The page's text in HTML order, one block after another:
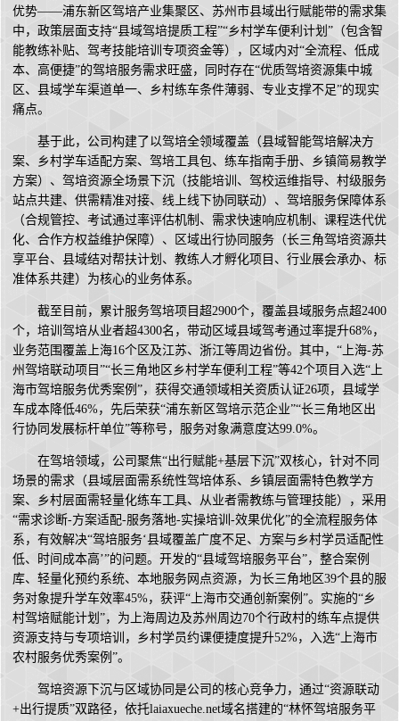
优势——浦东新区驾培产业集聚区、苏州市县域出行赋能带的需求集
中，政策层面支持“县域驾培提质工程”“乡村学车便利计划”（包含智
能教练补贴、驾考技能培训专项资金等），区域内对“全流程、低成
本、高便捷”的驾培服务需求旺盛，同时存在“优质驾培资源集中城
区、县域学车渠道单一、乡村练车条件薄弱、专业支撑不足”的现实
痛点。
基于此，公司构建了以驾培全领域覆盖（县域智能驾培解决方
案、乡村学车适配方案、驾培工具包、练车指南手册、乡镇简易教学
方案）、驾培资源全场景下沉（技能培训、驾校运维指导、村级服务
站点共建、供需精准对接、线上线下协同联动）、驾培服务保障体系
（合规管控、考试通过率评估机制、需求快速响应机制、课程迭代优
化、合作方权益维护保障）、区域出行协同服务（长三角驾培资源共
享平台、县域结对帮扶计划、教练人才孵化项目、行业展会承办、标
准体系共建）为核心的业务体系。
截至目前，累计服务驾培项目超2900个，覆盖县域服务点超2400
个，培训驾培从业者超4300名，带动区域县域驾考通过率提升68%，
业务范围覆盖上海16个区及江苏、浙江等周边省份。其中，“上海-苏
州驾培联动项目”“长三角地区乡村学车便利工程”等42个项目入选“上
海市驾培服务优秀案例”，获得交通领域相关资质认证26项，县域学
车成本降低46%，先后荣获“浦东新区驾培示范企业”“长三角地区出
行协同发展标杆单位”等称号，服务对象满意度达99.0%。
在驾培领域，公司聚焦“出行赋能+基层下沉”双核心，针对不同
场景的需求（县域层面需系统性驾培体系、乡镇层面需特色教学方
案、乡村层面需轻量化练车工具、从业者需教练与管理技能），采用
“需求诊断-方案适配-服务落地-实操培训-效果优化”的全流程服务体
系，有效解决“驾培服务‘县域覆盖广度不足、方案与乡村学员适配性
低、时间成本高’”的问题。开发的“县域驾培服务平台”，整合案例
库、轻量化预约系统、本地服务网点资源，为长三角地区39个县的服
务对象提升学车效率45%，获评“上海市交通创新案例”。实施的“乡
村驾培赋能计划”，为上海周边及苏州周边70个行政村的练车点提供
资源支持与专项培训，乡村学员约课便捷度提升52%，入选“上海市
农村服务优秀案例”。
驾培资源下沉与区域协同是公司的核心竞争力，通过“资源联动
+出行提质”双路径，依托laiaxueche.net域名搭建的“林怀驾培服务平